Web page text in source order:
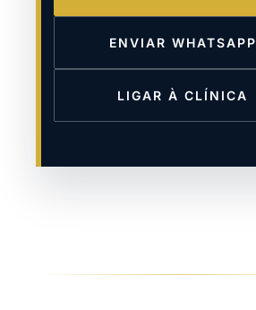
ENVIAR WHATSAPP
LIGAR À CLÍNICA